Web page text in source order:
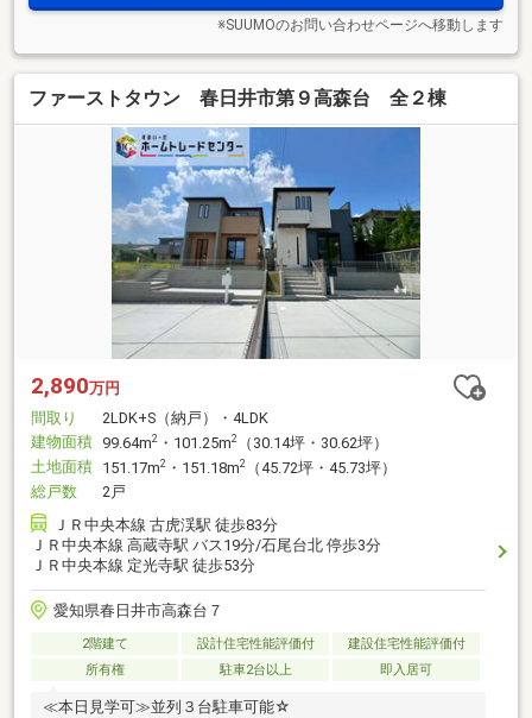
※SUUMOのお問い合わせページへ移動します
ファーストタウン 春日井市第９高森台 全２棟
2,890万円
間取り
2LDK+S（納戸）・4LDK
建物面積 99.64m2 ・101.25m2
（30.14坪・30.62坪）
土地面積 151.17m2 ・151.18m2
（45.72坪・45.73坪）
総戸数
2戸
ＪＲ中央本線 古虎渓駅 徒歩83分
ＪＲ中央本線 高蔵寺駅 バス19分/石尾台北 停歩3分
ＪＲ中央本線 定光寺駅 徒歩53分
愛知県春日井市高森台７
2階建て 設計住宅性能評価付
建設住宅性能評価付
所有権
駐車2台以上 即入居可
≪本日見学可≫並列３台駐車可能☆